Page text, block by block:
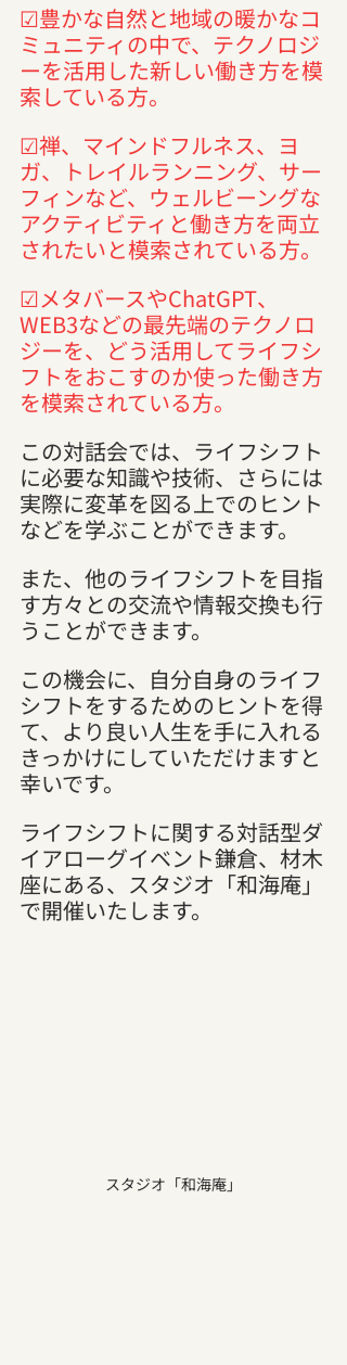
☑豊かな自然と地域の暖かなコ
ミュニティの中で、テクノロジ
ーを活用した新しい働き方を模
索している方。
☑禅、マインドフルネス、ヨ
ガ、トレイルランニング、サー
フィンなど、ウェルビーングな
アクティビティと働き方を両立
されたいと模索されている方。
☑メタバースやChatGPT、
WEB3などの最先端のテクノロ
ジーを、どう活用してライフシ
フトをおこすのか使った働き方
を模索されている方。
この対話会では、ライフシフト
に必要な知識や技術、さらには
実際に変革を図る上でのヒント
などを学ぶことができます。
また、他のライフシフトを目指
す方々との交流や情報交換も行
うことができます。
この機会に、自分自身のライフ
シフトをするためのヒントを得
て、より良い人生を手に入れる
きっかけにしていただけますと
幸いです。
ライフシフトに関する対話型ダ
イアローグイベント鎌倉、材木
座にある、スタジオ「和海庵」
で開催いたします。
スタジオ「和海庵」